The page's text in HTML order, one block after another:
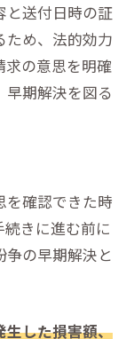
と送付日時の証
ため、法的効力
求の意思を明確
早期解決を図る
を確認できた時
きに進む前に
争の早期解決と
生した損害額、